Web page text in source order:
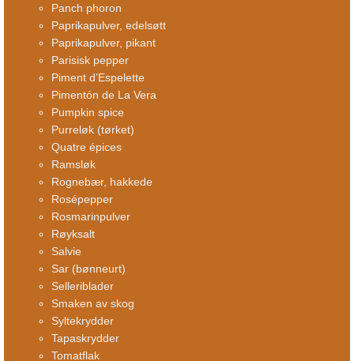
Panch phoron
Paprikapulver, edelsøtt
Paprikapulver, pikant
Parisisk pepper
Piment d’Espelette
Pimentón de La Vera
Pumpkin spice
Purreløk (tørket)
Quatre épices
Ramsløk
Rognebær, hakkede
Rosépepper
Rosmarinpulver
Røyksalt
Salvie
Sar (bønneurt)
Selleriblader
Smaken av skog
Syltekrydder
Tapaskrydder
Tomatflak